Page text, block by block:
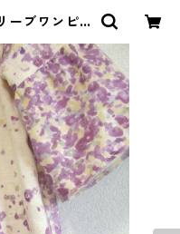
ーブワンピ |